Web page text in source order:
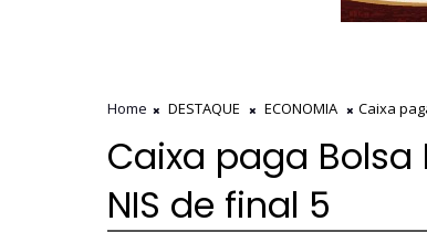
Home DESTAQUE ECONOMIA Caixa
Caixa paga
NIS de final 5